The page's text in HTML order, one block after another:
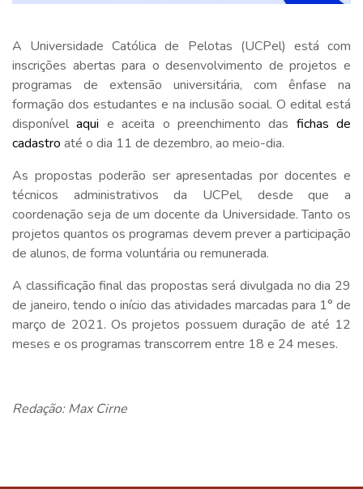
A Universidade Católica de Pelotas (UCPel) está com
inscrições abertas para o desenvolvimento de projetos e
programas de extensão universitária, com ênfase na
formação dos estudantes e na inclusão social. O edital está
disponívelaqui e aceita o preenchimento das fichas de
cadastro até o dia 11 de dezembro, ao meio-dia.
As propostas poderão ser apresentadas por docentes e
técnicos administrativos da UCPel, desde que a
coordenação seja de um docente da Universidade. Tanto os
projetos quantos os programas devem prever a participação
de alunos, de forma voluntária ou remunerada.
A classificação final das propostas será divulgada no dia 29
de janeiro, tendo o início das atividades marcadas para 1° de
março de 2021. Os projetos possuem duração de até 12
meses e os programas transcorrem entre 18 e 24 meses.
Redação: Max Cirne